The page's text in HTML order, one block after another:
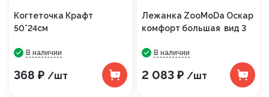
Когтеточка Крафт
50*24см
В наличии
368 ₽ /шт
Лежанка ZooМoDa Оскар
комфорт большая вид 3
В наличии
2 083 ₽ /шт